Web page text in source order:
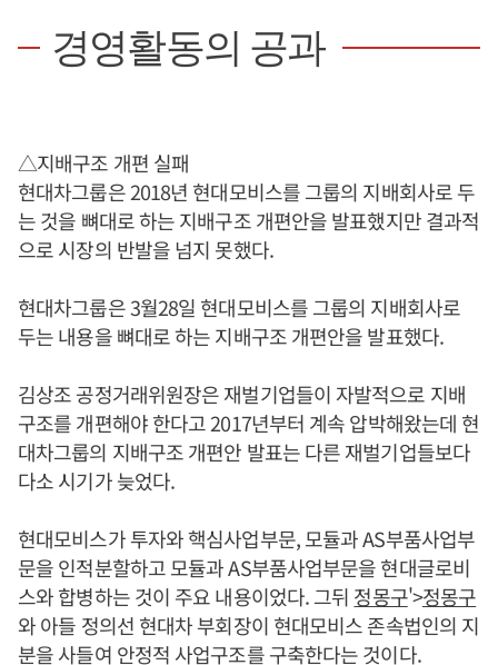
경영활동의 공과
△지배구조 개편 실패
현대차그룹은 2018년 현대모비스를 그룹의 지배회사로 두
는 것을 뼈대로 하는 지배구조 개편안을 발표했지만 결과적
으로 시장의 반발을 넘지 못했다.
현대차그룹은 3월28일 현대모비스를 그룹의 지배회사로
두는 내용을 뼈대로 하는 지배구조 개편안을 발표했다.
김상조 공정거래위원장은 재벌기업들이 자발적으로 지배
구조를 개편해야 한다고 2017년부터 계속 압박해왔는데 현
대차그룹의 지배구조 개편안 발표는 다른 재벌기업들보다
다소 시기가 늦었다.
현대모비스가 투자와 핵심사업부문, 모듈과 AS부품사업부
문을 인적분할하고 모듈과 AS부품사업부문을 현대글로비
스와 합병하는 것이 주요 내용이었다. 그뒤 정몽구'>정몽구
와 아들 정의선 현대차 부회장이 현대모비스 존속법인의 지
분을 사들여 안정적 사업구조를 구축한다는 것이다.